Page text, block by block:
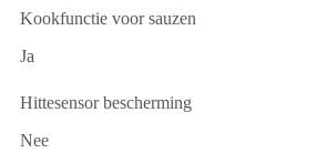
Kookfunctie voor sauzen
Ja
Hittesensor bescherming
Nee